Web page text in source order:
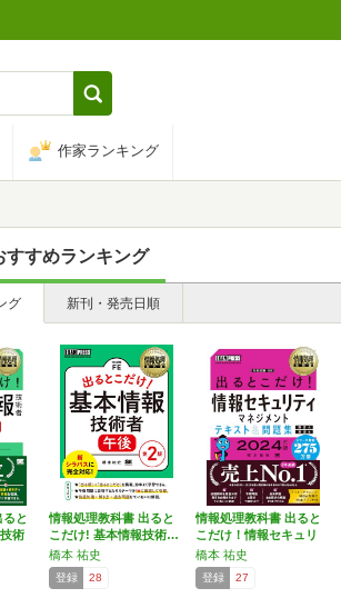
作家ランキング
すすめランキング
グ 新刊・発売日順
と
術
情報処理教科書 出ると
こだけ! 基本情報技術…
橋本 祐史
登録 28
情報処理教科書 出ると
こだけ！情報セキュリ
テ…
橋本 祐史
登録 27